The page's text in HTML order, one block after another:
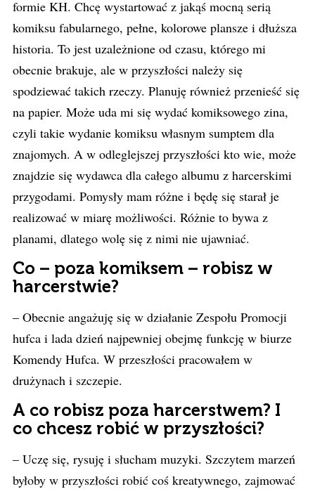
formie KH. Chcę wystartować z jakąś mocną serią
komiksu fabularnego, pełne, kolorowe plansze i dłuższa
historia. To jest uzależnione od czasu, którego mi
obecnie brakuje, ale w przyszłości należy się
spodziewać takich rzeczy. Planuję również przenieść się
na papier. Może uda mi się wydać komiksowego zina,
czyli takie wydanie komiksu własnym sumptem dla
znajomych. A w odleglejszej przyszłości kto wie, może
znajdzie się wydawca dla całego albumu z harcerskimi
przygodami. Pomysły mam różne i będę się starał je
realizować w miarę możliwości. Różnie to bywa z
planami, dlatego wolę się z nimi nie ujawniać.
Co – poza komiksem – robisz w
harcerstwie?
– Obecnie angażuję się w działanie Zespołu Promocji
hufca i lada dzień najpewniej obejmę funkcję w biurze
Komendy Hufca. W przeszłości pracowałem w
drużynach i szczepie.
A co robisz poza harcerstwem? I
co chcesz robić w przyszłości?
– Uczę się, rysuję i słucham muzyki. Szczytem marzeń
byłoby w przyszłości robić coś kreatywnego, zajmować